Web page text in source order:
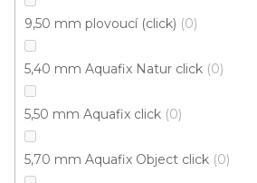
9,50 mm plovoucí (click) 0
5,40 mm Aquafix Natur click 0
5,50 mm Aquafix click 0
5,70 mm Aquafix Object click 0
Cenový hit